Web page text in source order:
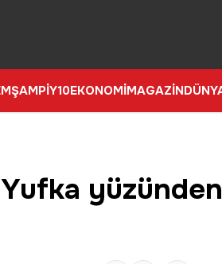
ŞAMPİY10EKONOMİMAGAZİN
yüzünden